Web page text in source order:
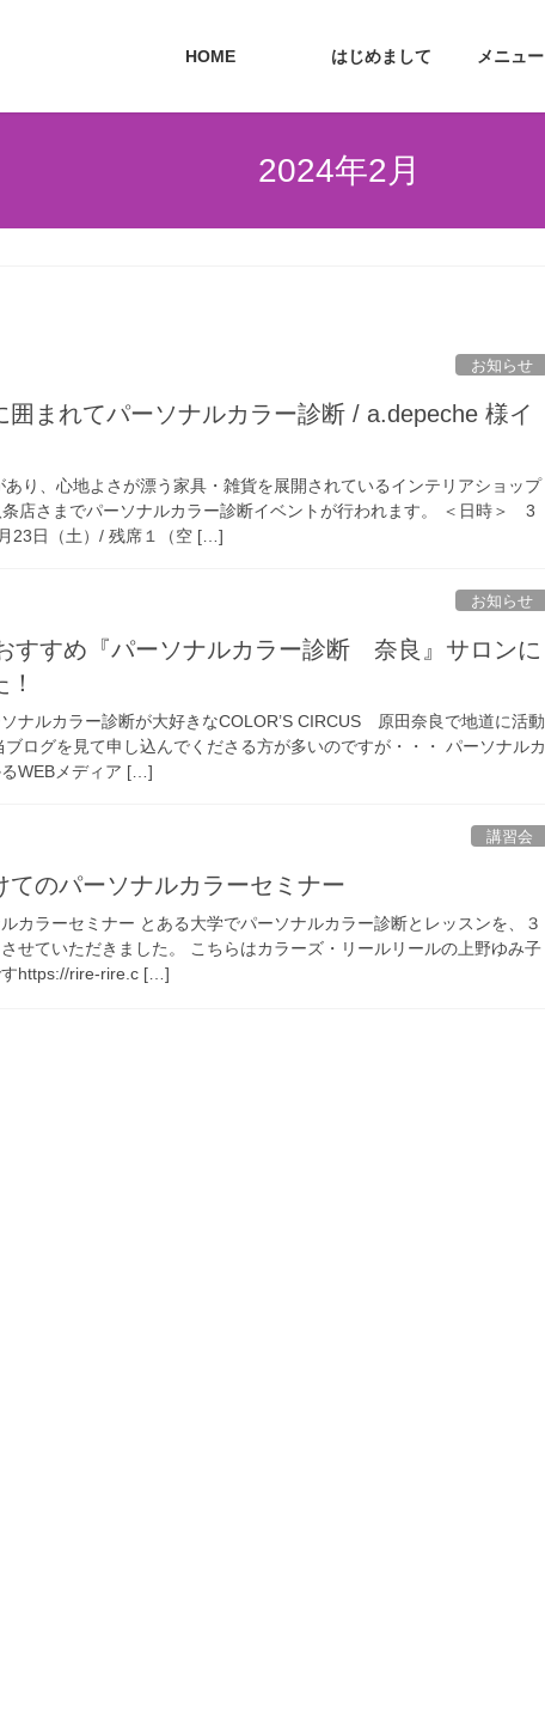
HOME はじめまして メニュー
2024年2月
お知らせ
囲まれてパーソナルカラー診断 / a.depeche 様イ
あり、心地よさが漂う家具・雑貨を展開されているインテリアショップ
店さまでパーソナルカラー診断イベントが行われます。 ＜日時＞ 3
23日（土）/ 残席１（空 […]
お知らせ
すすめ『パーソナルカラー診断 奈良』サロンに
ナルカラー診断が大好きなCOLOR’S CIRCUS 原田奈良で地道に活動
ブログを見て申し込んでくださる方が多いのですが・・・ パーソナルカ
WEBメディア […]
講習会
てのパーソナルカラーセミナー
カラーセミナー とある大学でパーソナルカラー診断とレッスンを、３
せていただきました。 こちらはカラーズ・リールリールの上野ゆみ子
すhttps://rire-rire.c […]